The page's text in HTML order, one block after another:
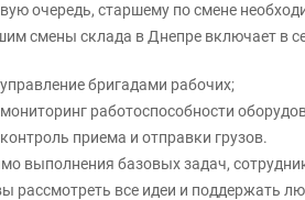
очередь, старшему по смене
смены склада в Днепре включает в
управление бригадами рабочих;
мониторинг работоспособности
контроль приема и отправки грузов.
выполнения базовых задач,
рассмотреть все идеи и поддержать